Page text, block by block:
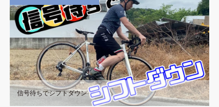
信号待ちでシフトダウン